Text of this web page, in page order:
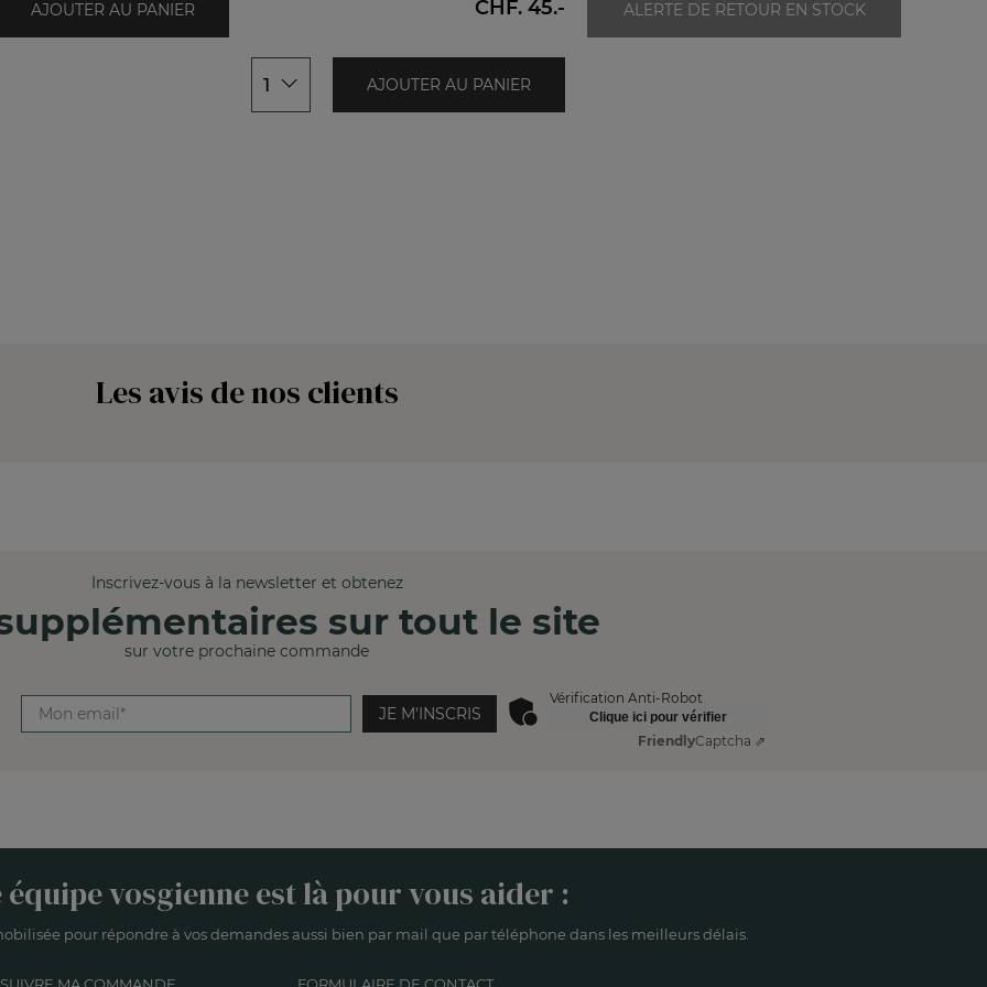
AJOUTER AU PANIER CHF. 45.-
1 AJOUTER AU PANIER
ALERTE DE RETOUR EN STOCK
Les avis de nos clients
Inscrivez-vous à la newsletter et obtenez
sur tout le site
sur votre prochaine commande
JE M'INSCRIS
Vérification Anti-Robot
Clique ici pour vérifier
FriendlyCaptcha ⇗
équipe vosgienne est là pour vous aider :
pour répondre à vos demandes aussi bien par mail que par téléphone dans les meilleurs délais.